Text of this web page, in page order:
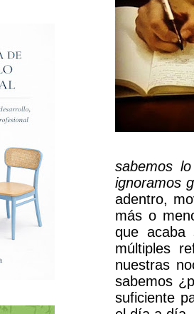
sabemos
ignoramos
adentro,
más o
que acaba
múltiples
nuestras
sabemos
suficiente